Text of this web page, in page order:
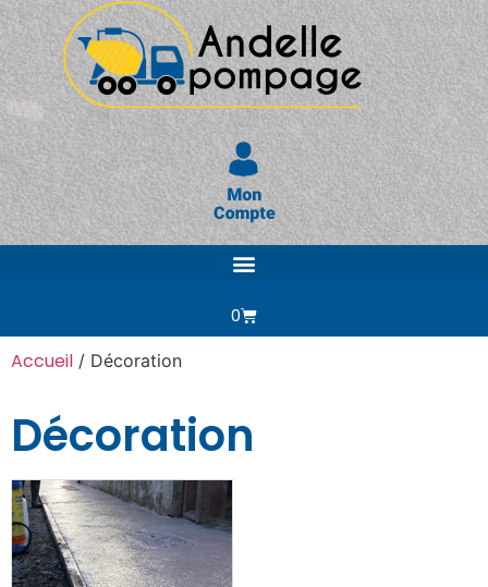
0
Accueil / Décoration
Décoration